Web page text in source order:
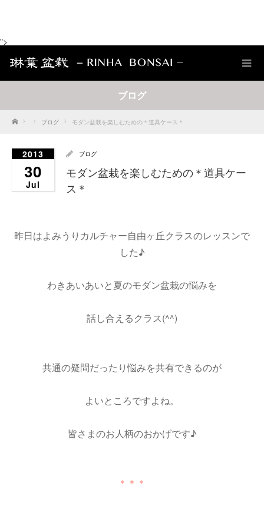
">
ブログ
Home ブログ モダン盆栽を楽しむための＊道具ケース＊
2013
30
Jul
ブログ
モダン盆栽を楽しむための＊道具ケー
ス＊
昨日はよみうりカルチャー自由ヶ丘クラスのレッスンで
した♪
わきあいあいと夏のモダン盆栽の悩みを
話し合えるクラス(^^)
共通の疑問だったり悩みを共有できるのが
よいところですよね。
皆さまのお人柄のおかげです♪
＊＊＊